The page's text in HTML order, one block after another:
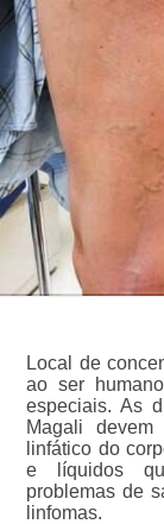
Local de
ao ser
especiais. As
Magali
linfático do
e líquidos
problemas de
linfomas.